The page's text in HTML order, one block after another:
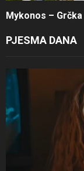
Mykonos – Grčka
PJESMA DANA